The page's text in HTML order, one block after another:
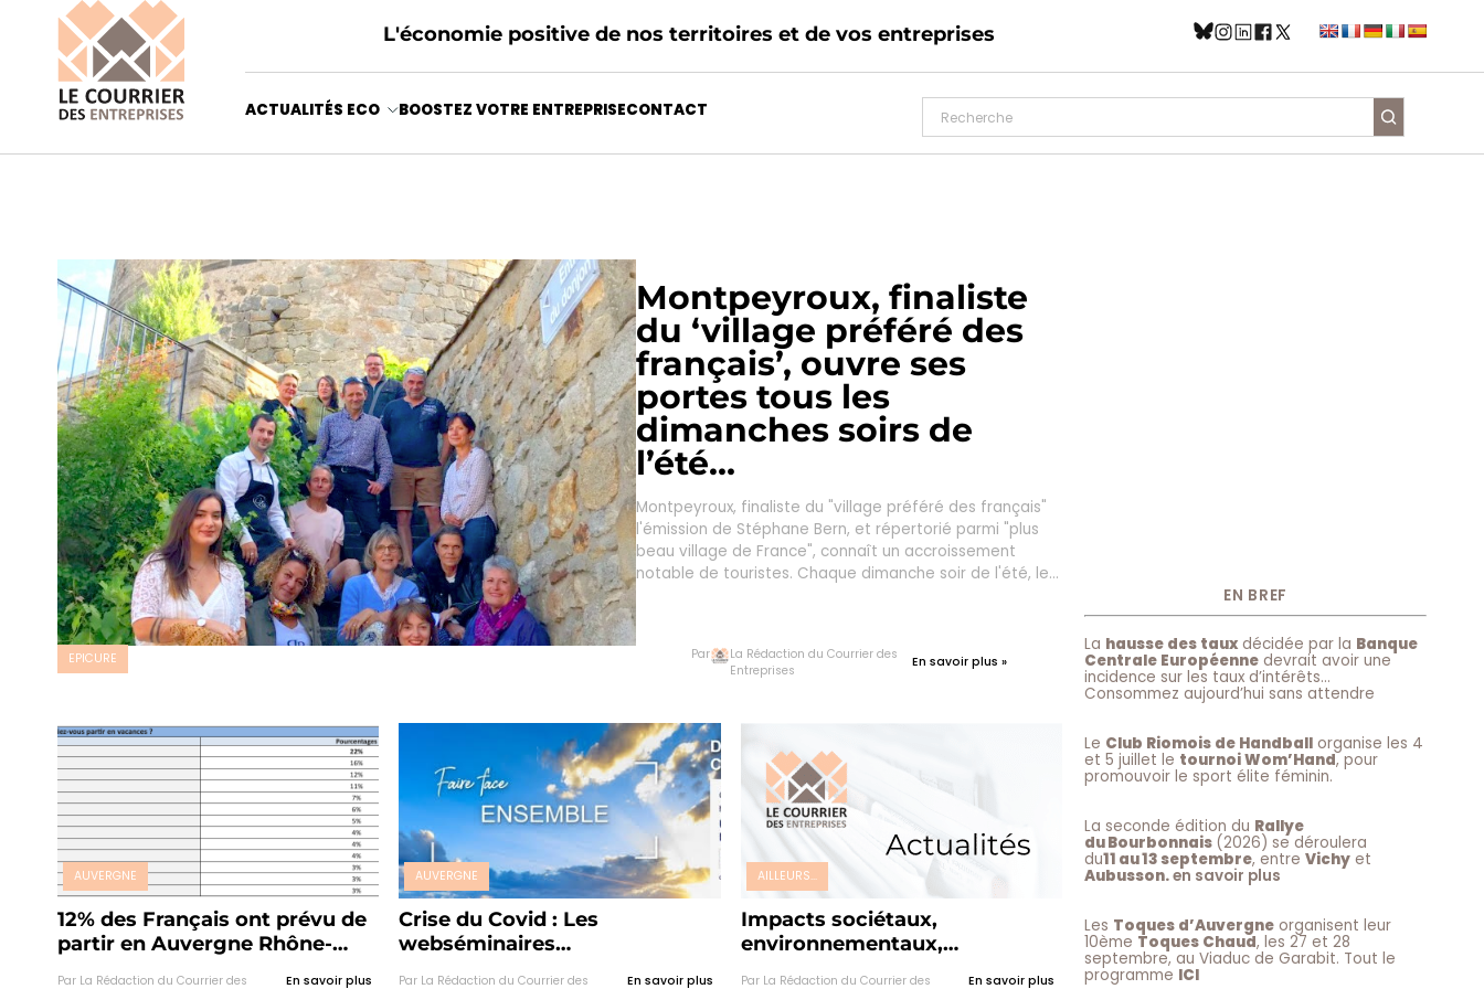
L'économie positive de nos territoires et de vos entreprises
ACTUALITÉS ECO BOOSTEZ VOTRE ENTREPRISECONTACT
EPICURE
Montpeyroux, finaliste
du ‘village préféré des
français’, ouvre ses
portes tous les
dimanches soirs de
l’été…
Montpeyroux, finaliste du "village préféré des français"
l'émission de Stéphane Bern, et répertorié parmi "plus
beau village de France", connaît un accroissement
notable de touristes. Chaque dimanche soir de l'été, les
Par
La Rédaction du Courrier des
Entreprises
En savoir plus »
AUVERGNE
12% des Français ont prévu de
partir en Auvergne Rhône-
Par La Rédaction du Courrier des
En savoir plus
AUVERGNE
Crise du Covid : Les
webséminaires
Par La Rédaction du Courrier des
En savoir plus
AILLEURS...
Impacts sociétaux,
environnementaux,
Par La Rédaction du Courrier des
En savoir plus
EN BREF
La hausse des taux décidée par la Banque
Centrale Européenne devrait avoir une
incidence sur les taux d’intérêts…
Consommez aujourd’hui sans attendre
Le Club Riomois de Handball organise les 4
et 5 juillet le tournoi Wom’Hand, pour
promouvoir le sport élite féminin.
La seconde édition du Rallye
du Bourbonnais (2026) se déroulera
du11 au 13 septembre, entre Vichy et
Aubusson.en savoir plus
Les Toques d’Auvergne organisent leur
10ème Toques Chaud, les 27 et 28
septembre, au Viaduc de Garabit. Tout le
programme ICI